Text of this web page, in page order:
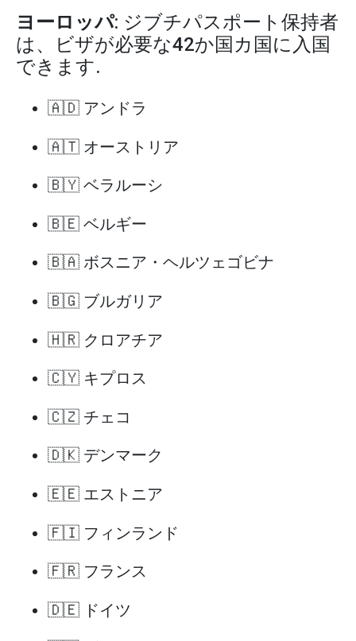
ヨーロッパ: ジブチパスポート保持者
は、ビザが必要な42か国カ国に入国
できます.
🇦🇩 アンドラ
🇦🇹 オーストリア
🇧🇾 ベラルーシ
🇧🇪 ベルギー
🇧🇦 ボスニア・ヘルツェゴビナ
🇧🇬 ブルガリア
🇭🇷 クロアチア
🇨🇾 キプロス
🇨🇿 チェコ
🇩🇰 デンマーク
🇪🇪 エストニア
🇫🇮 フィンランド
🇫🇷 フランス
🇩🇪 ドイツ